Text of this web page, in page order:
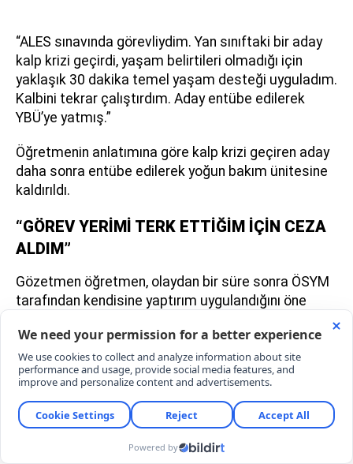
“ALES sınavında görevliydim. Yan sınıftaki bir aday
kalp krizi geçirdi, yaşam belirtileri olmadığı için
yaklaşık 30 dakika temel yaşam desteği uyguladım.
Kalbini tekrar çalıştırdım. Aday entübe edilerek
YBÜ’ye yatmış.”
Öğretmenin anlatımına göre kalp krizi geçiren aday
daha sonra entübe edilerek yoğun bakım ünitesine
kaldırıldı.
“GÖREV YERİMİ TERK ETTİĞİM İÇİN CEZA
ALDIM”
Gözetmen öğretmen, olaydan bir süre sonra ÖSYM
tarafından kendisine yaptırım uygulandığını öne
Paylaşımında, “Sonra ÖSYM’den geçen ceza geldi.
Görev yerimi kısa süreli terk etmekten 3 aylık görev
ihmali cezası aldım” ifadelerini kullanan öğretmen,
karara itiraz ettiğini ancak başvurusunun henüz
sonuçlanmadığını belirtti.